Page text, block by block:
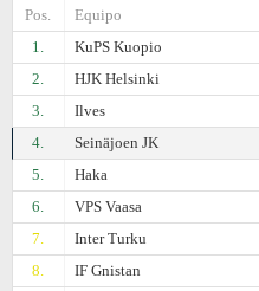
Pos.
Equipo
1.
KuPS Kuopio
2.
HJK Helsinki
3.
Ilves
4.
Seinäjoen JK
5.
Haka
6.
VPS Vaasa
7.
Inter Turku
8.
IF Gnistan